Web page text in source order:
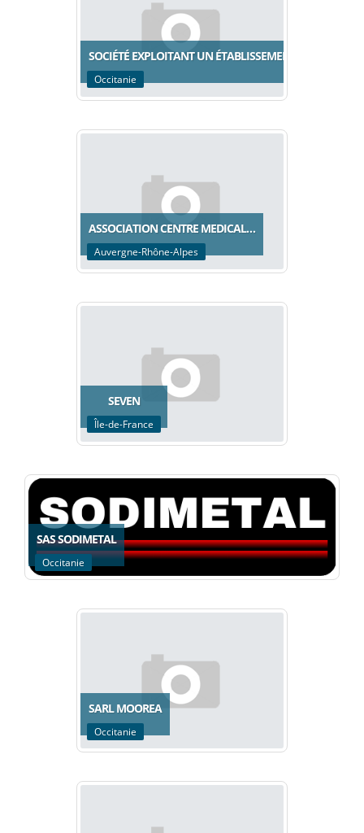
SOCIÉTÉ EXPLOITANT UN ÉTABLISSEMENT…
Occitanie
ASSOCIATION CENTRE MEDICAL…
Auvergne-Rhône-Alpes
SEVEN
Île-de-France
SAS SODIMETAL
Occitanie
SARL MOOREA
Occitanie